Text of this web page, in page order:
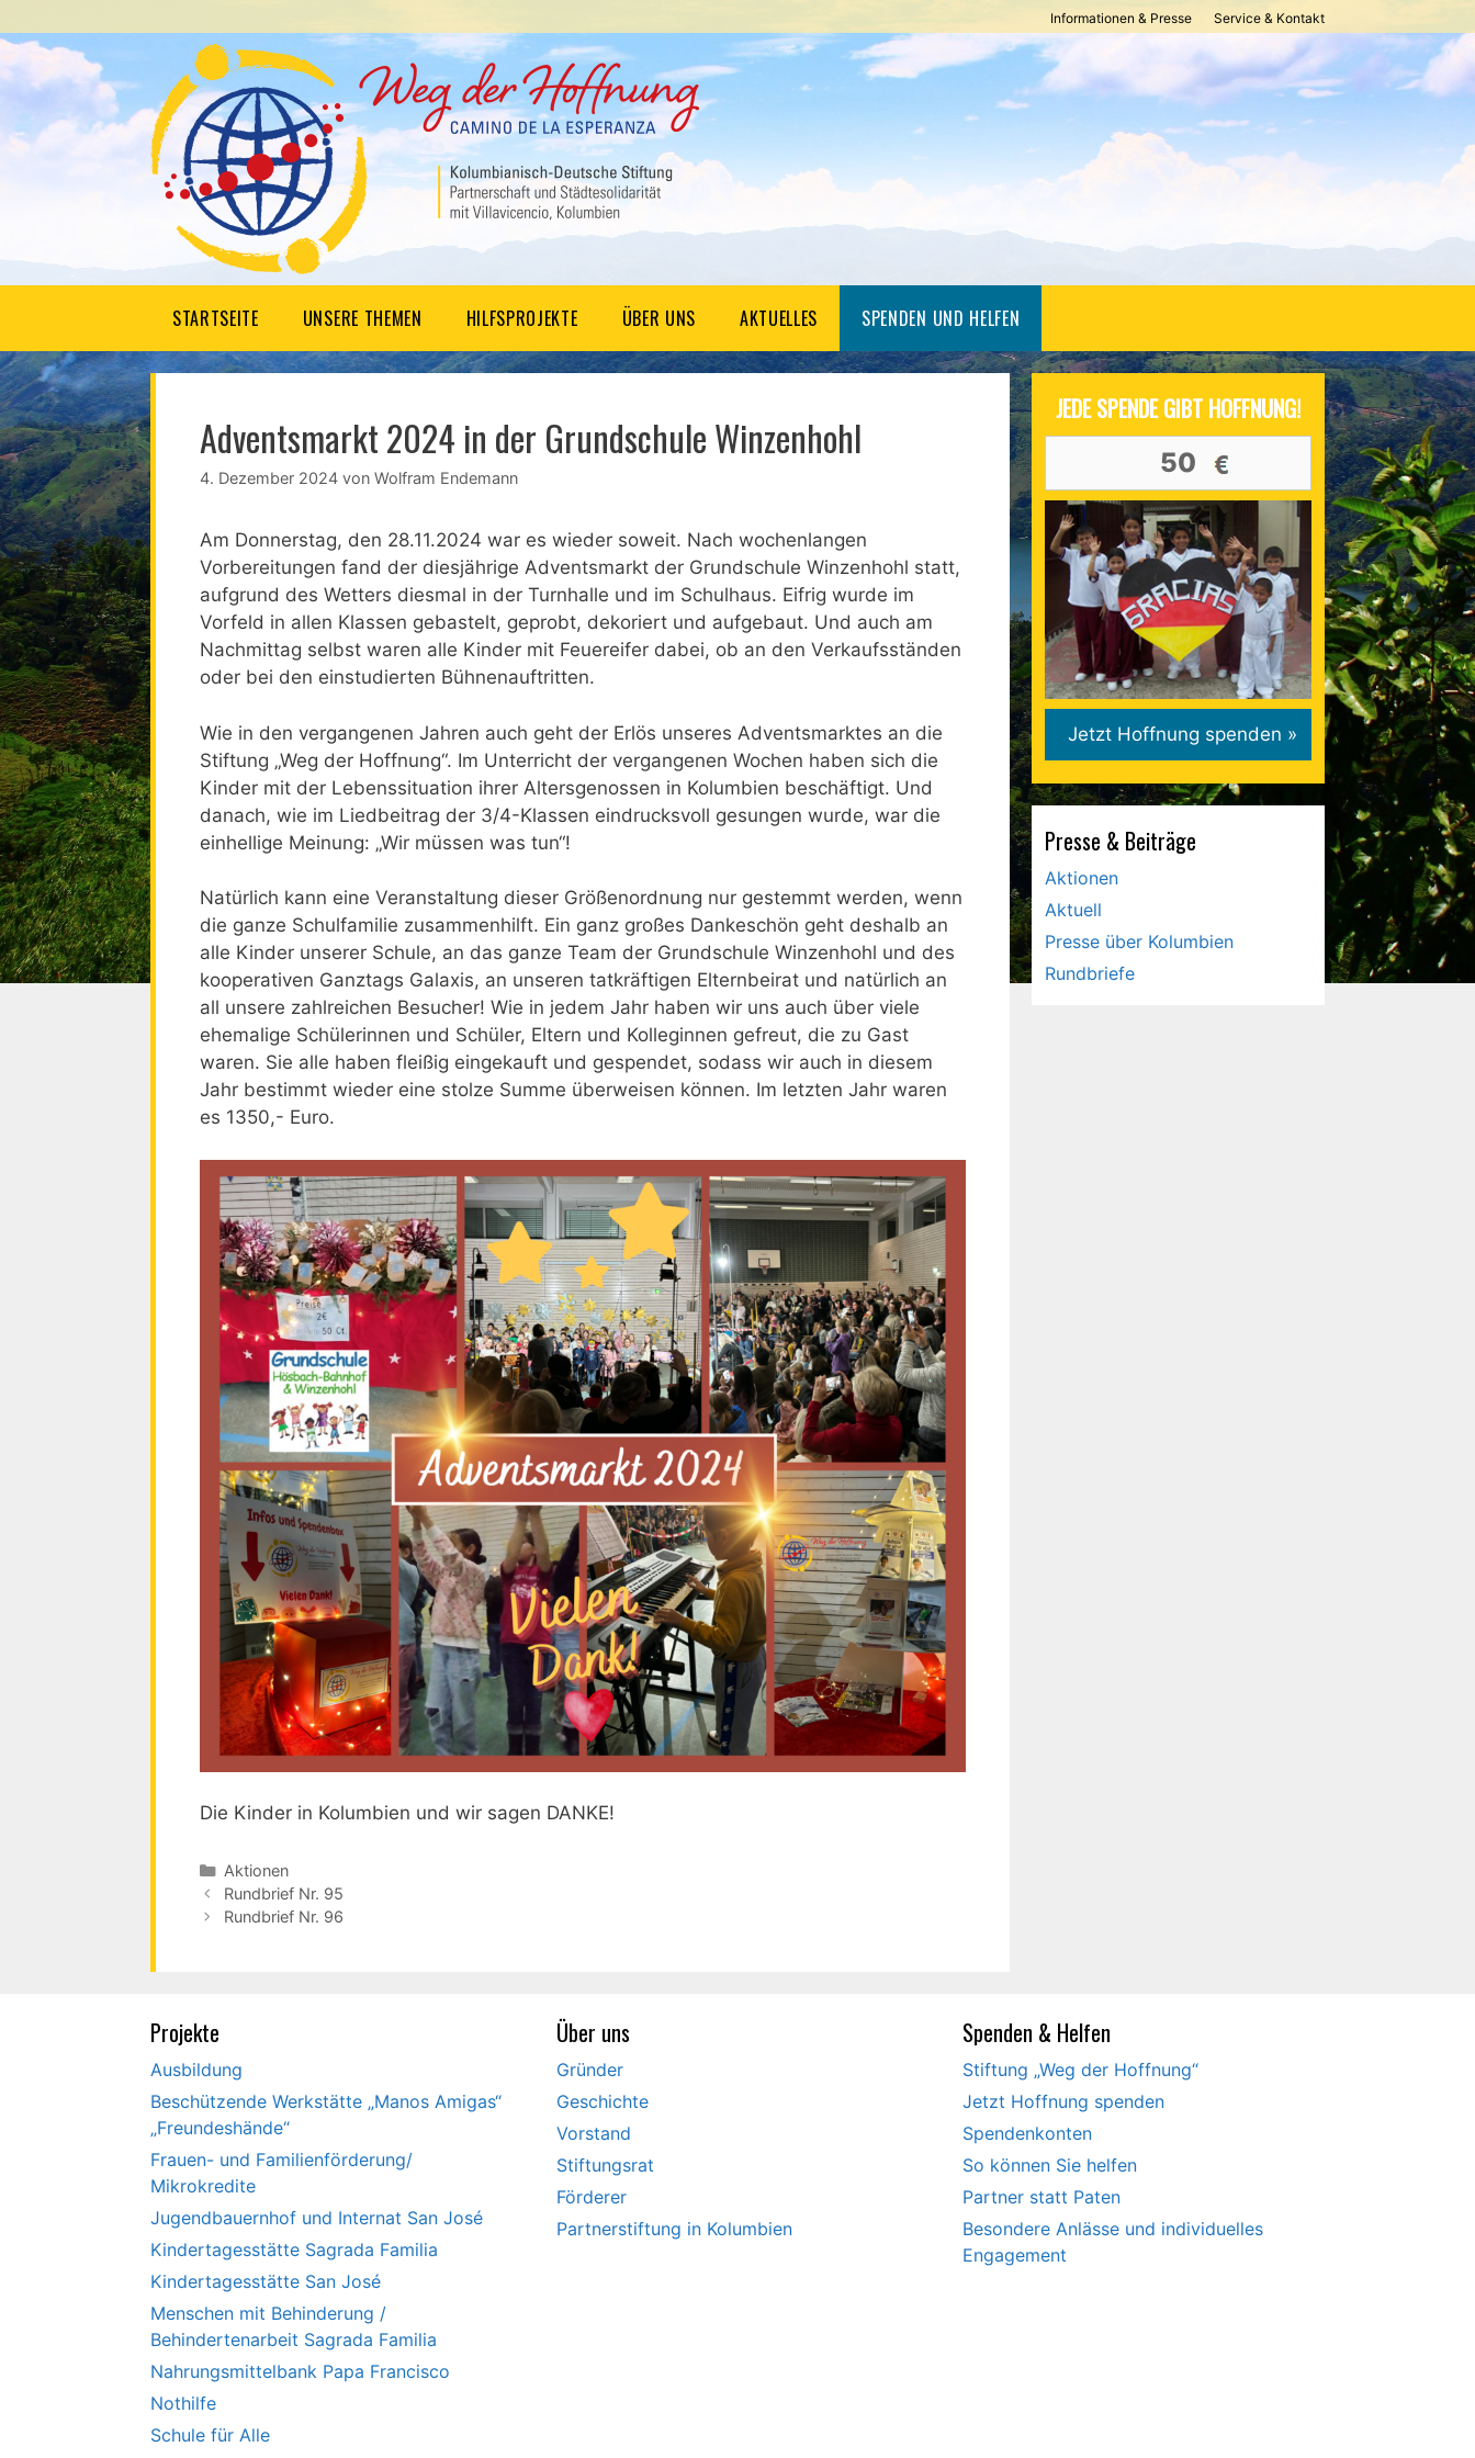
zum
Inhalt
Informationen & Presse Service & Kontakt
STARTSEITE UNSERE THEMEN HILFSPROJEKTE ÜBER UNS AKTUELLES SPENDEN UND HELFEN
Adventsmarkt 2024 in der Grundschule Winzenhohl
4. Dezember 2024 von Wolfram Endemann
Am Donnerstag, den 28.11.2024 war es wieder soweit. Nach wochenlangen
Vorbereitungen fand der diesjährige Adventsmarkt der Grundschule Winzenhohl statt,
aufgrund des Wetters diesmal in der Turnhalle und im Schulhaus. Eifrig wurde im
Vorfeld in allen Klassen gebastelt, geprobt, dekoriert und aufgebaut. Und auch am
Nachmittag selbst waren alle Kinder mit Feuereifer dabei, ob an den Verkaufsständen
oder bei den einstudierten Bühnenauftritten.
Wie in den vergangenen Jahren auch geht der Erlös unseres Adventsmarktes an die
Stiftung „Weg der Hoffnung“. Im Unterricht der vergangenen Wochen haben sich die
Kinder mit der Lebenssituation ihrer Altersgenossen in Kolumbien beschäftigt. Und
danach, wie im Liedbeitrag der 3/4-Klassen eindrucksvoll gesungen wurde, war die
einhellige Meinung: „Wir müssen was tun“!
Natürlich kann eine Veranstaltung dieser Größenordnung nur gestemmt werden, wenn
die ganze Schulfamilie zusammenhilft. Ein ganz großes Dankeschön geht deshalb an
alle Kinder unserer Schule, an das ganze Team der Grundschule Winzenhohl und des
kooperativen Ganztags Galaxis, an unseren tatkräftigen Elternbeirat und natürlich an
all unsere zahlreichen Besucher! Wie in jedem Jahr haben wir uns auch über viele
ehemalige Schülerinnen und Schüler, Eltern und Kolleginnen gefreut, die zu Gast
waren. Sie alle haben fleißig eingekauft und gespendet, sodass wir auch in diesem
Jahr bestimmt wieder eine stolze Summe überweisen können. Im letzten Jahr waren
es 1350,- Euro.
Die Kinder in Kolumbien und wir sagen DANKE!
Kategorien
Aktionen
Beitrags-
Navigation
Rundbrief Nr. 95
Rundbrief Nr. 96
JEDE SPENDE GIBT HOFFNUNG!
Presse & Beiträge
Aktionen
Aktuell
Presse über Kolumbien
Rundbriefe
Projekte
Ausbildung
Beschützende Werkstätte „Manos Amigas“
„Freundeshände“
Frauen- und Familienförderung/
Mikrokredite
Jugendbauernhof und Internat San José
Kindertagesstätte Sagrada Familia
Kindertagesstätte San José
Menschen mit Behinderung /
Behindertenarbeit Sagrada Familia
Nahrungsmittelbank Papa Francisco
Nothilfe
Schule für Alle
Über uns
Gründer
Geschichte
Vorstand
Stiftungsrat
Förderer
Partnerstiftung in Kolumbien
Spenden & Helfen
Stiftung „Weg der Hoffnung“
Jetzt Hoffnung spenden
Spendenkonten
So können Sie helfen
Partner statt Paten
Besondere Anlässe und individuelles
Engagement